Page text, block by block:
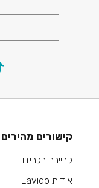
קישורים מהירים
קריירה בלבידו
אודות Lavido